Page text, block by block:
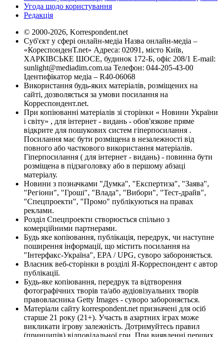
Угода щодо користування
Редакція
© 2000-2026, Korrespondent.net
Суб'єкт у сфері онлайн-медіа Назва онлайн-медіа –
«КореспонденТ.net» Адреса: 02091, місто Київ,
ХАРКІВСЬКЕ ШОСЕ, будинок 172-Б, офіс 208/1 E-mail:
sunlight@mediadim.com.ua Телефон: 044-205-43-00
Ідентифікатор медіа – R40-06068
Використання будь-яких матеріалів, розміщених на
сайті, дозволяється за умови посилання на
Корреспондент.net.
При копіюванні матеріалів зі сторінки « Новини України
і світу» , для інтернет - видань - обов'язкове пряме
відкрите для пошукових систем гіперпосилання .
Посилання має бути розміщена в незалежності від
повного або часткового використання матеріалів.
Гіперпосилання ( для інтернет - видань) - повинна бути
розміщена в підзаголовку або в першому абзаці
матеріалу.
Новини з позначками "Думка", "Експертиза", "Заява",
"Регіони", "Гроші", "Влада", "Вибори", "Тест-драйв",
"Спецпроекти", "Промо" публікуються на правах
реклами.
Розділ Спецпроекти створюється спільно з
комерційними партнерами.
Будь яке копіювання, публікація, передрук, чи наступне
поширення інформації, що містить посилання на
"Інтерфакс-Україна", EPA / UPG, суворо забороняється.
Власник веб-сторінки в розділі Я-Корреспондент є автор
публікації.
Будь-яке копіювання, передрук та відтворення
фотографічних творів та/або аудіовізуальних творів
правовласника Getty Images - суворо забороняється.
Матеріали сайту korrespondent.net призначені для осіб
старше 21 року (21+). Участь в азартних іграх може
викликати ігрову залежність. Дотримуйтесь правил
(принципів) відповідальної гри. При виявленні перших